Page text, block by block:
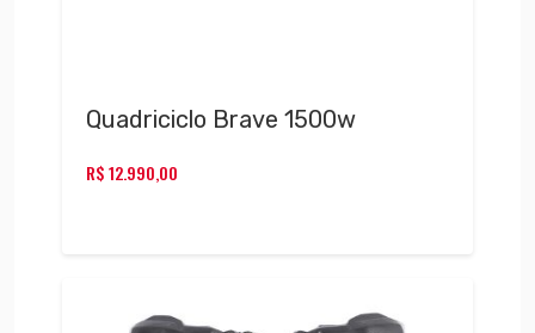
Quadriciclo Brave 1500w
R$12.990,00